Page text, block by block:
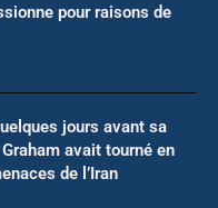
pour raisons de
jours avant sa
avait tourné en
de l’Iran